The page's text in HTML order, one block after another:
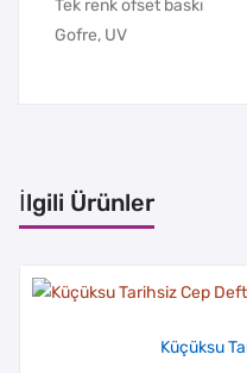
Tek renk ofset baskı
Gofre, UV
İlgili Ürünler
Küçüksu